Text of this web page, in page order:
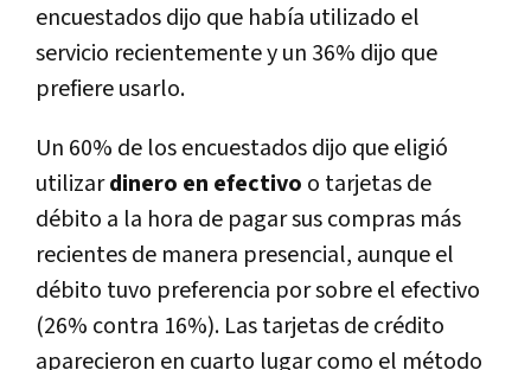
encuestados dijo que había utilizado el
servicio recientemente y un 36% dijo que
prefiere usarlo.
Un 60% de los encuestados dijo que eligió
utilizardinero en efectivo o tarjetas de
débito a la hora de pagar sus compras más
recientes de manera presencial, aunque el
débito tuvo preferencia por sobre el efectivo
(26% contra 16%). Las tarjetas de crédito
aparecieron en cuarto lugar como el método